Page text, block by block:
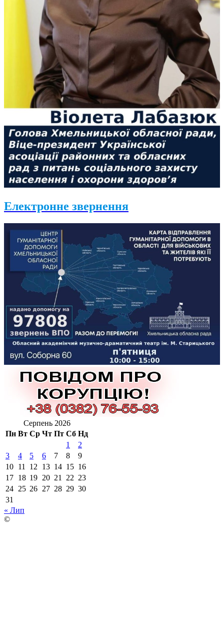
Електронне звернення
Серпень 2026
Пн Вт Ср Чт Пт Сб Нд
1
2
3
4 5 6 7 8
9
10 11 12 13 14 15 16
17 18 19 20 21 22 23
24 25 26 27 28 29 30
31
« Лип
©